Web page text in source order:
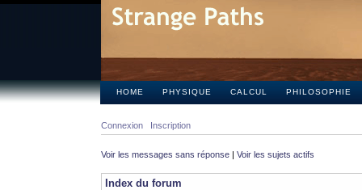
HOME PHYSIQUE CALCUL PHILOSOPHIE
Connexion Inscription
Voir les messages sans réponse | Voir les sujets actifs
Index du forum